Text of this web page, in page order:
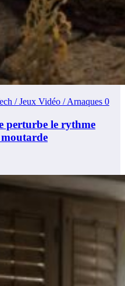
/ Jeux Vidéo / Arnaques 0
perturbe le rythme